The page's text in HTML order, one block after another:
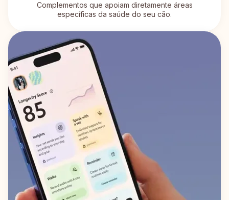
Complementos que apoiam diretamente áreas
específicas da saúde do seu cão.